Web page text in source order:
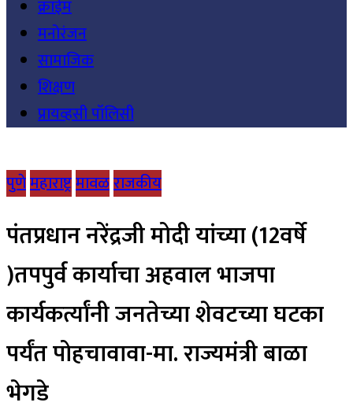
क्राईम
मनोरंजन
सामाजिक
शिक्षण
प्रायव्हसी पॉलिसी
पुणेमहाराष्ट्रमावळराजकीय
पंतप्रधान नरेंद्रजी मोदी यांच्या (12वर्षे
)तपपुर्व कार्याचा अहवाल भाजपा
कार्यकर्त्यांनी जनतेच्या शेवटच्या घटका
पर्यंत पोहचावावा-मा. राज्यमंत्री बाळा
भेगडे